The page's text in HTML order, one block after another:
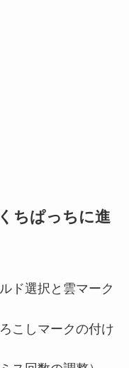
ちぱっちに進
ド選択と雲マーク
こしマークの付け